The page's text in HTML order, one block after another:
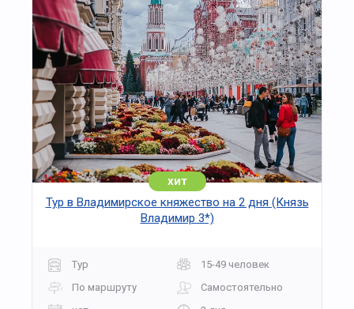
хит
Тур в Владимирское княжество на 2 дня (Князь
Владимир 3*)
Тур
15-49 человек
По маршруту
Самостоятельно